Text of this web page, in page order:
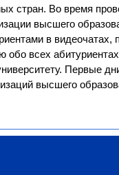
стран. Во время
высшего
в видеочатах,
обо всех
Первые
высшего